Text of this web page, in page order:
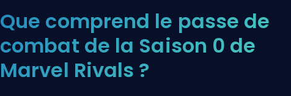
Que comprend le passe de
combat de la Saison 0 de
Marvel Rivals ?